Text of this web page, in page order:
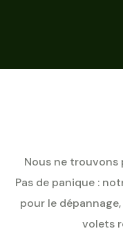
Nous ne trouvons
Pas de panique :
pour le
volets